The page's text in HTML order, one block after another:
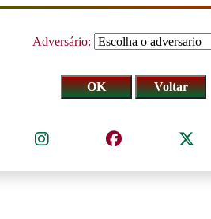
Adversário: